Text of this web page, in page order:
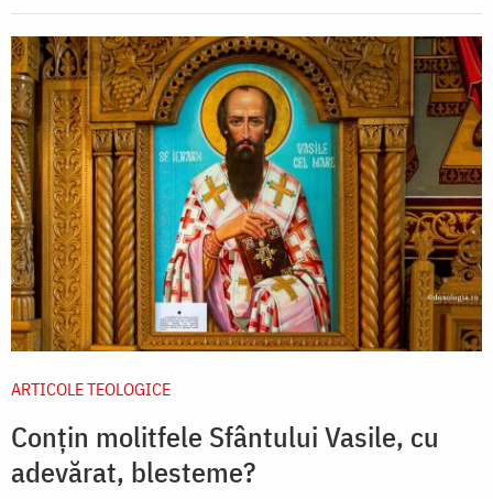
ARTICOLE TEOLOGICE
Conțin molitfele Sfântului Vasile, cu
adevărat, blesteme?